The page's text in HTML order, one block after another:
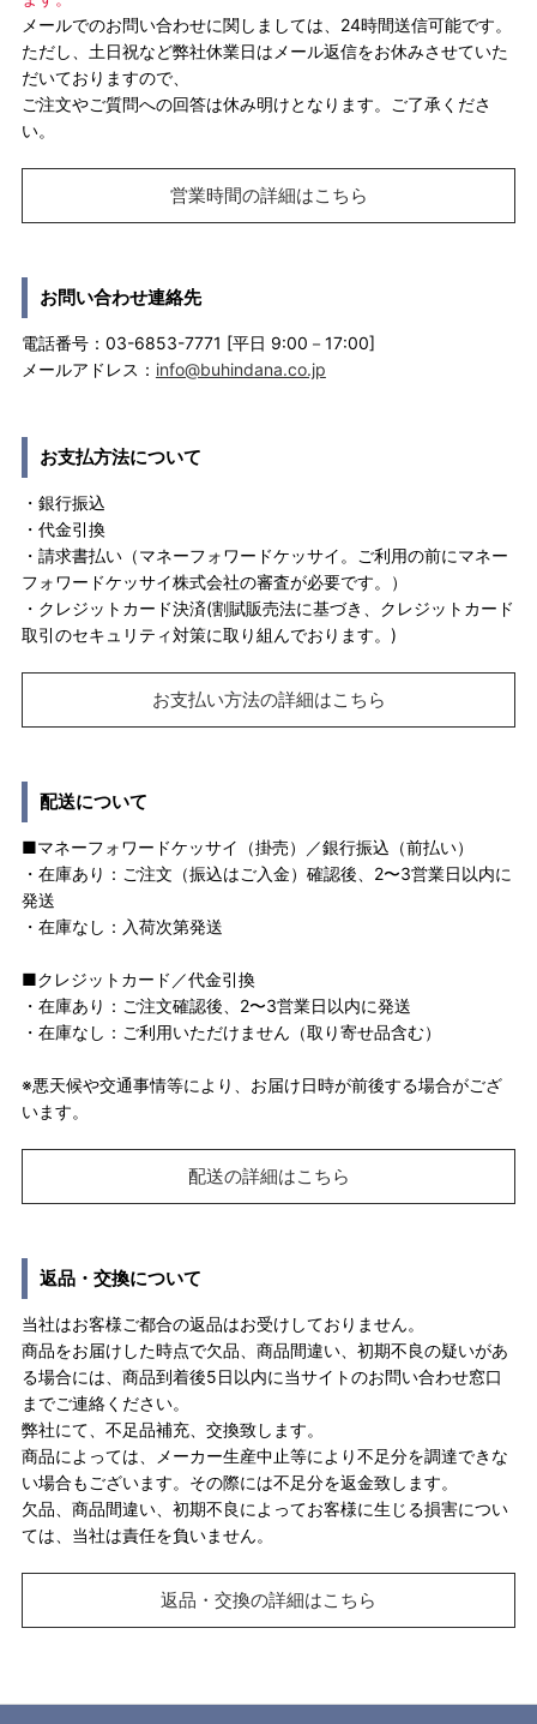
メールでのお問い合わせに関しましては、24時間送信可能です。
ただし、土日祝など弊社休業日はメール返信をお休みさせていた
だいておりますので、
ご注文やご質問への回答は休み明けとなります。ご了承くださ
い。
営業時間の詳細はこちら
お問い合わせ連絡先
電話番号：03-6853-7771 [平日 9:00－17:00]
メールアドレス： info@buhindana.co.jp
お支払方法について
・銀行振込
・代金引換
・請求書払い（マネーフォワードケッサイ。ご利用の前にマネー
フォワードケッサイ株式会社の審査が必要です。）
・クレジットカード決済(割賦販売法に基づき、クレジットカード
取引のセキュリティ対策に取り組んでおります。)
お支払い方法の詳細はこちら
配送について
■マネーフォワードケッサイ（掛売）／銀行振込（前払い）
・在庫あり：ご注文（振込はご入金）確認後、2〜3営業日以内に
発送
・在庫なし：入荷次第発送
■クレジットカード／代金引換
・在庫あり：ご注文確認後、2〜3営業日以内に発送
・在庫なし：ご利用いただけません（取り寄せ品含む）
※悪天候や交通事情等により、お届け日時が前後する場合がござ
います。
配送の詳細はこちら
返品・交換について
当社はお客様ご都合の返品はお受けしておりません。
商品をお届けした時点で欠品、商品間違い、初期不良の疑いがあ
る場合には、商品到着後5日以内に当サイトのお問い合わせ窓口
までご連絡ください。
弊社にて、不足品補充、交換致します。
商品によっては、メーカー生産中止等により不足分を調達できな
い場合もございます。その際には不足分を返金致します。
欠品、商品間違い、初期不良によってお客様に生じる損害につい
ては、当社は責任を負いません。
返品・交換の詳細はこちら